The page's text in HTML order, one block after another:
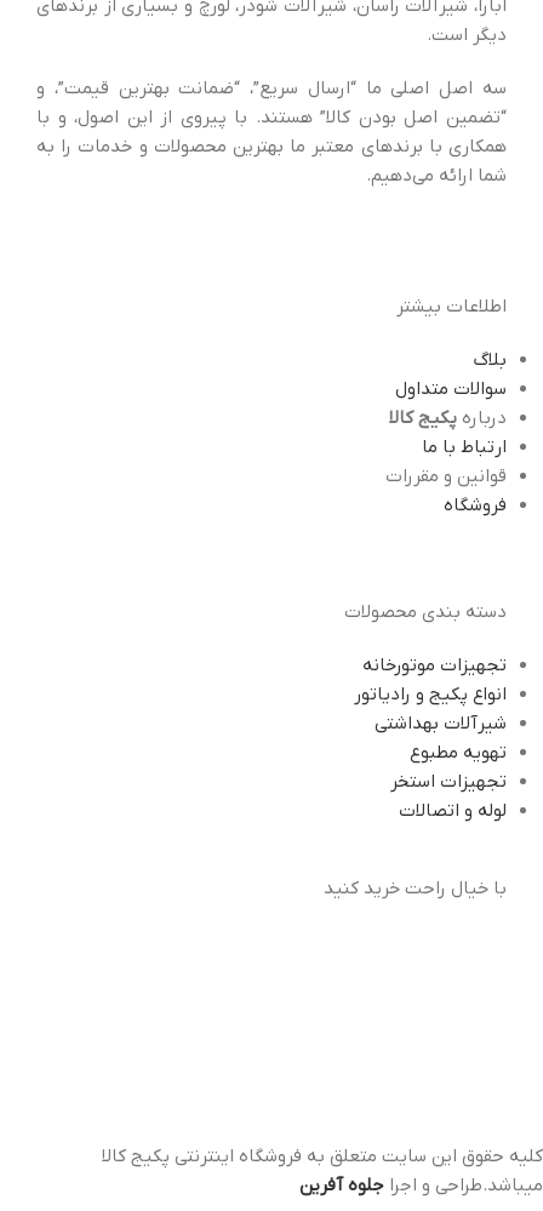
ابارا، شیرآلات راسان، شیرآلات شودر، لورچ و بسیاری از برندهای
دیگر است.
سه اصل اصلی ما “ارسال سریع”، “ضمانت بهترین قیمت”، و
“تضمین اصل بودن کالا” هستند. با پیروی از این اصول، و با
همکاری با برندهای معتبر ما بهترین محصولات و خدمات را به
شما ارائه می‌دهیم.
اطلاعات بیشتر
بلاگ
سوالات متداول
درباره پکیج کالا
ارتباط با ما
قوانین و مقررات
فروشگاه
دسته بندی محصولات
تجهیزات موتورخانه
انواع پکیج و رادیاتور
شیرآلات بهداشتی
تهویه مطبوع
تجهیزات استخر
لوله و اتصالات
با خیال راحت خرید کنید
کلیه حقوق این سایت متعلق به فروشگاه اینترنتی پکیج کالا
میباشد.طراحی و اجرا جلوه آفرین